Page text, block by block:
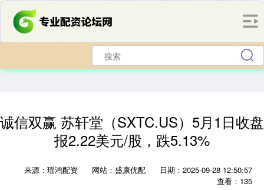
诚信双赢 苏轩堂（SXTC.US）5月1日收盘
报2.22美元/股，跌5.13%
来源：瑶鸿配资 网站：盛康优配
日期：2025-09-28 12:50:57
查看：135